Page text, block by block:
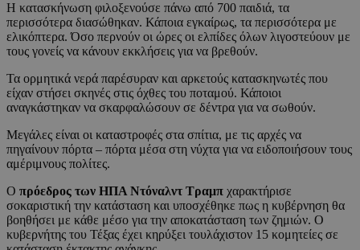
Η κατασκήνωση φιλοξενούσε πάνω από 700 παιδιά, τα
περισσότερα διασώθηκαν. Κάποια εγκαίρως, τα περισσότερα με
ελικόπτερα. Όσο περνούν οι ώρες οι ελπίδες όλων λιγοστεύουν με
τους γονείς να κάνουν εκκλήσεις για να βρεθούν.
Τα ορμητικά νερά παρέσυραν και αρκετούς κατασκηνωτές που
είχαν στήσει σκηνές στις όχθες του ποταμού. Κάποιοι
αναγκάστηκαν να σκαρφαλώσουν σε δέντρα για να σωθούν.
Μεγάλες είναι οι καταστροφές στα σπίτια, με τις αρχές να
πηγαίνουν πόρτα – πόρτα μέσα στη νύχτα για να ειδοποιήσουν τους
αμέριμνους πολίτες.
Ο πρόεδρος των ΗΠΑ Ντόναλντ Τραμπ χαρακτήρισε
σοκαριστική την κατάσταση και υποσχέθηκε πως η κυβέρνηση θα
βοηθήσει με κάθε μέσο για την αποκατάσταση των ζημιών. Ο
κυβερνήτης του Τέξας έχει κηρύξει τουλάχιστον 15 κομητείες σε